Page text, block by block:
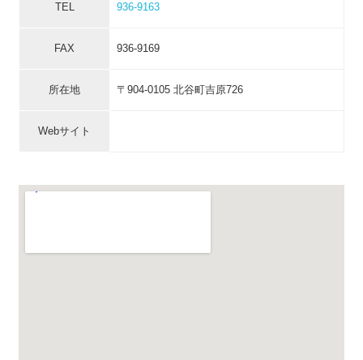
TEL 936-9163
FAX 936-9169
所在地 〒904-0105 北谷町吉原726
Webサイト